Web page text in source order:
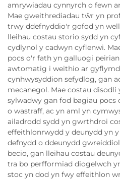
amrywiadau cynnyrch o fewn
Mae gweithrediadau tŵr yn
trwy ddefnyddio'r gofod yn
lleihau costau storio sydd yn
cydlynol y cadwyn cyflenwi.
pocs o'r fath yn galluogi
awtomatig i weithio ar
cynhwysyddion sefydlog, gan
mecanegol. Mae costau disodli
sylwadwy gan fod bagiau
o wastraff, ac yn aml yn
ailadrodd sydd yn gwrthdroi
effeithlonrwydd y deunydd yn
defnydd o ddeunydd
becio, gan lleihau costau
tra bo perfformiad diogelwch
stoc yn dod yn fwy effeithlon